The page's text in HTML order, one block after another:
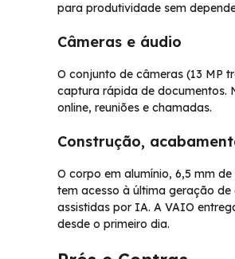
para produtividade sem
Câmeras e áudio
O conjunto de câmeras (13 MP
captura rápida de documentos.
online, reuniões e chamadas.
Construção,
O corpo em alumínio, 6,5 mm
tem acesso à última geração
assistidas por IA. A VAIO
desde o primeiro dia.